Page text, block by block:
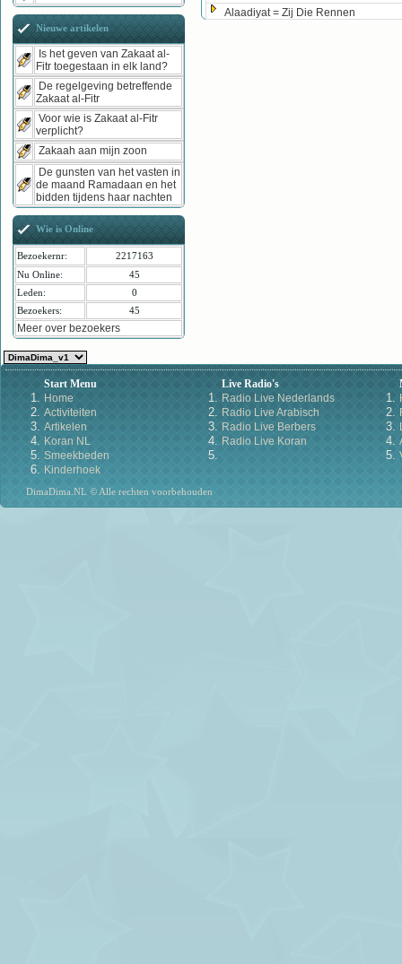
Alaadiyat = Zij Die Rennen
Nieuwe artikelen
Is het geven van Zakaat al-
Fitr toegestaan in elk land?
De regelgeving betreffende
Zakaat al-Fitr
Voor wie is Zakaat al-Fitr
verplicht?
Zakaah aan mijn zoon
De gunsten van het vasten in
de maand Ramadaan en het
bidden tijdens haar nachten
Wie is Online
Bezoekernr:
2217163
Nu Online:
45
Leden:
0
Bezoekers:
45
Meer over bezoekers
Start Menu
Home
Activiteiten
Artikelen
Koran NL
Smeekbeden
Kinderhoek
Live Radio's
Radio Live Nederlands
Radio Live Arabisch
Radio Live Berbers
Radio Live Koran
DimaDima.NL © Alle rechten voorbehouden